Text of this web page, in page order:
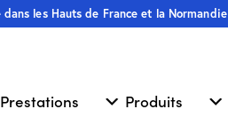
les Hauts de France et la Normandie
Prestations Produits